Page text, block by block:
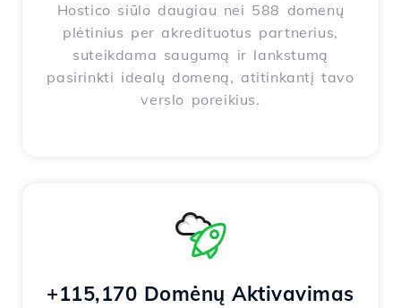
Hostico siūlo daugiau nei 588 domenų
plėtinius per akredituotus partnerius,
suteikdama saugumą ir lankstumą
pasirinkti idealų domeną, atitinkantį tavo
verslo poreikius.
+115,170 Domėnų Aktivavimas